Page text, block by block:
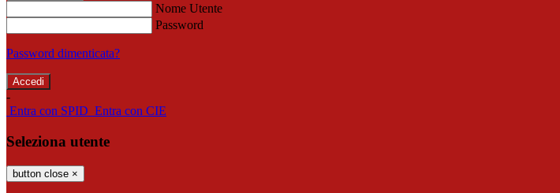
Nome Utente
Password
Password dimenticata?
-
Entra con SPID Entra con CIE
Seleziona utente
button close ×